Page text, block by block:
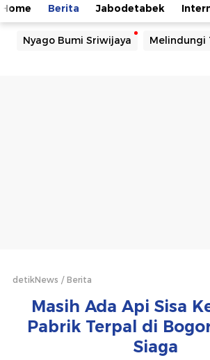
Home Berita Jabodetabek
Nyago Bumi Sriwijaya Melindungi
detikNews Berita
Masih Ada Api Sisa
Pabrik Terpal di
Siaga